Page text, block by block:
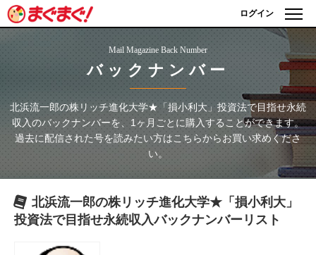
ログイン
Mail Magazine Back Number
バックナンバー
北浜流一郎の株リッチ進化大学★「損小利大」投資法で目指せ永続
収入のバックナンバーを、1ヶ月ごとに購入することができます。
過去に配信された号を読みたい方はこちらからお買い求めくださ
い。
北浜流一郎の株リッチ進化大学★「損小利大」
投資法で目指せ永続収入バックナンバーリスト